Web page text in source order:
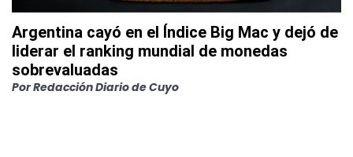
Argentina cayó en el Índice Big Mac y dejó de
liderar el ranking mundial de monedas
sobrevaluadas
PorRedacción Diario de Cuyo